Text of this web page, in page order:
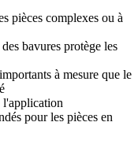
pièces complexes ou à
bavures protège les
à mesure que le
l'application
pour les pièces en